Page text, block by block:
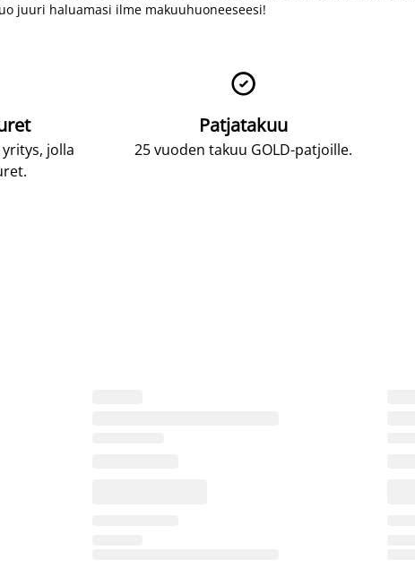
juuri haluamasi ilme makuuhuoneeseesi!
jolla

Patjatakuu
25 vuoden takuu GOLD-patjoille.